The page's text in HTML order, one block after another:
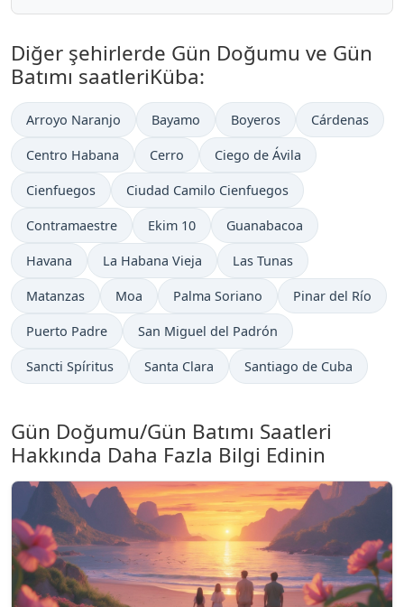
Diğer şehirlerde Gün Doğumu ve Gün
Batımı saatleriKüba:
Arroyo Naranjo Bayamo Boyeros Cárdenas
Centro Habana Cerro Ciego de Ávila
Cienfuegos Ciudad Camilo Cienfuegos
Contramaestre Ekim 10 Guanabacoa
Havana La Habana Vieja Las Tunas
Matanzas Moa Palma Soriano Pinar del Río
Puerto Padre San Miguel del Padrón
Sancti Spíritus Santa Clara Santiago de Cuba
Gün Doğumu/Gün Batımı Saatleri
Hakkında Daha Fazla Bilgi Edinin